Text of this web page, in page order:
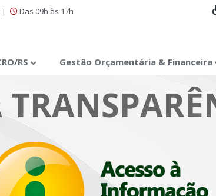
| Das 09h às 17h
RS Gestão Orçamentária & Financeira